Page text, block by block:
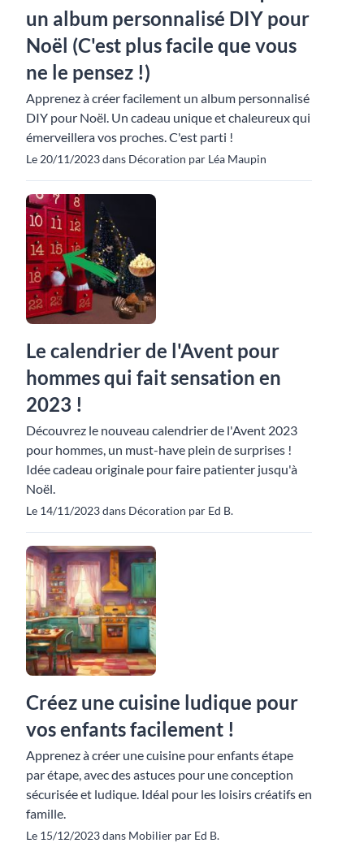
un album personnalisé DIY pour
Noël (C'est plus facile que vous
ne le pensez !)
Apprenez à créer facilement un album personnalisé
DIY pour Noël. Un cadeau unique et chaleureux qui
émerveillera vos proches. C'est parti !
Le 20/11/2023 dans Décoration par Léa Maupin
Le calendrier de l'Avent pour
hommes qui fait sensation en
2023 !
Découvrez le nouveau calendrier de l'Avent 2023
pour hommes, un must-have plein de surprises !
Idée cadeau originale pour faire patienter jusqu'à
Noël.
Le 14/11/2023 dans Décoration par Ed B.
Créez une cuisine ludique pour
vos enfants facilement !
Apprenez à créer une cuisine pour enfants étape
par étape, avec des astuces pour une conception
sécurisée et ludique. Idéal pour les loisirs créatifs en
famille.
Le 15/12/2023 dans Mobilier par Ed B.